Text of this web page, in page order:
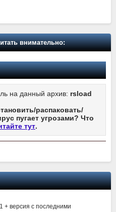
внимательно:
на данный архив: rsload
распаковать/
пугает угрозами? Что
тут.
+ версия с последними